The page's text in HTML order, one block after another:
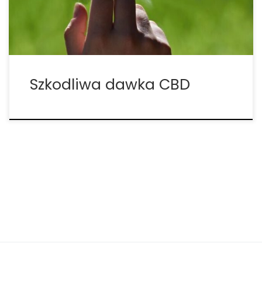
okazuje się być potencjalnym, realnym lekarstwem
na wiele […]
Szkodliwa dawka CBD